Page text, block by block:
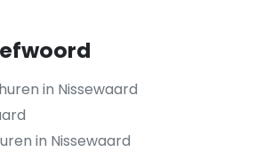
in Nissewaard
in Nissewaard